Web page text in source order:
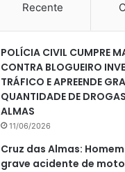
Recente
POLÍCIA CIVIL CUMPRE
CONTRA BLOGUEIRO
TRÁFICO E APREENDE
QUANTIDADE DE
ALMAS
11/06/2026
Cruz das Almas:
grave acidente de